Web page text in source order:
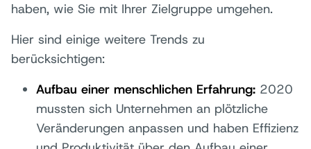
haben, wie Sie mit Ihrer Zielgruppe umgehen.
Hier sind einige weitere Trends zu
berücksichtigen:
Aufbau einer menschlichen Erfahrung: 2020
mussten sich Unternehmen an plötzliche
Veränderungen anpassen und haben Effizienz